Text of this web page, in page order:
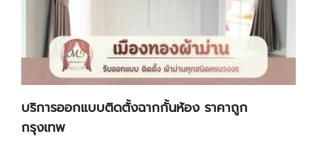
บริการออกแบบติดตั้งฉากกั้นห้อง ราคาถูก
กรุงเทพ